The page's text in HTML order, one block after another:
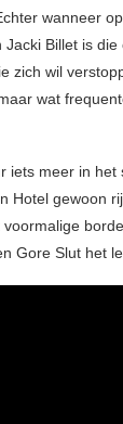
wanneer
Billet is
zich wil
wat
iets meer in het
Hotel gewoon
Gore Slut het